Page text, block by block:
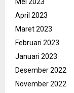
Mei 2023
April 2023
Maret 2023
Februari 2023
Januari 2023
Desember 2022
November 2022